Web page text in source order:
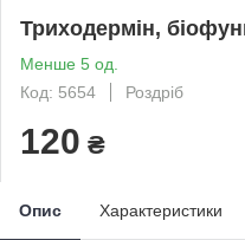
Триходермін,
Менше 5 од.
Код: 5654
Роздріб
120 ₴
Опис Характеристики